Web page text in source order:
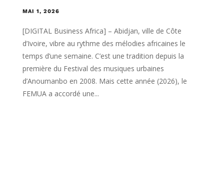
MAI 1, 2026
[DIGITAL Business Africa] – Abidjan, ville de Côte
d’Ivoire, vibre au rythme des mélodies africaines le
temps d’une semaine. C’est une tradition depuis la
première du Festival des musiques urbaines
d’Anoumanbo en 2008. Mais cette année (2026), le
FEMUA a accordé une...